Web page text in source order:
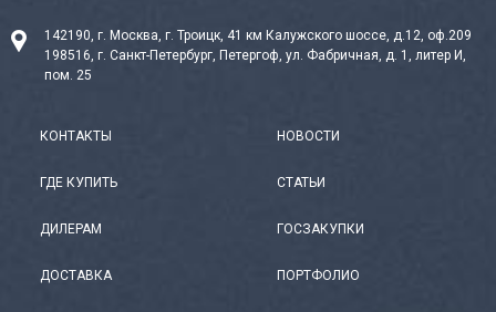
142190, г. Москва, г. Троицк, 41 км Калужского шоссе, д.12, оф.209
198516, г. Санкт-Петербург, Петергоф, ул. Фабричная, д. 1, литер И,
пом. 25
КОНТАКТЫ
ГДЕ КУПИТЬ
ДИЛЕРАМ
ДОСТАВКА
НОВОСТИ
СТАТЬИ
ГОСЗАКУПКИ
ПОРТФОЛИО